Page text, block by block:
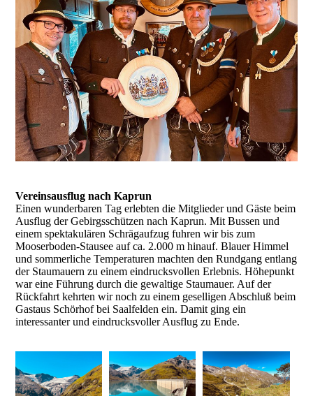
Vereinsausflug nach Kaprun
Einen wunderbaren Tag erlebten die Mitglieder und Gäste beim
Ausflug der Gebirgsschützen nach Kaprun. Mit Bussen und
einem spektakulären Schrägaufzug fuhren wir bis zum
Mooserboden-Stausee auf ca. 2.000 m hinauf. Blauer Himmel
und sommerliche Temperaturen machten den Rundgang entlang
der Staumauern zu einem eindrucksvollen Erlebnis. Höhepunkt
war eine Führung durch die gewaltige Staumauer. Auf der
Rückfahrt kehrten wir noch zu einem geselligen Abschluß beim
Gastaus Schörhof bei Saalfelden ein. Damit ging ein
interessanter und eindrucksvoller Ausflug zu Ende.